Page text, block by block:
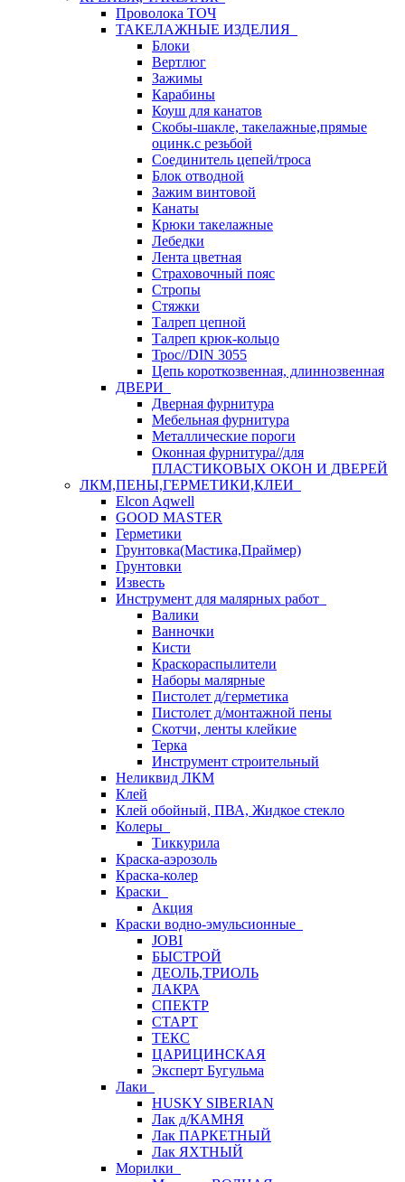
Проволока ТОЧ
ТАКЕЛАЖНЫЕ ИЗДЕЛИЯ
Блоки
Вертлюг
Зажимы
Карабины
Коуш для канатов
Скобы-шакле, такелажные,прямые
оцинк.с резьбой
Соединитель цепей/троса
Блок отводной
Зажим винтовой
Канаты
Крюки такелажные
Лебедки
Лента цветная
Страховочный пояс
Стропы
Стяжки
Талреп цепной
Талреп крюк-кольцо
Трос//DIN 3055
Цепь короткозвенная, длиннозвенная
ДВЕРИ
Дверная фурнитура
Мебельная фурнитура
Металлические пороги
Оконная фурнитура//для
ПЛАСТИКОВЫХ ОКОН И ДВЕРЕЙ
ЛКМ,ПЕНЫ,ГЕРМЕТИКИ,КЛЕИ
Elcon Aqwell
GOOD MASTER
Герметики
Грунтовка(Мастика,Праймер)
Грунтовки
Известь
Инструмент для малярных работ
Валики
Ванночки
Кисти
Краскораспылители
Наборы малярные
Пистолет д/герметика
Пистолет д/монтажной пены
Скотчи, ленты клейкие
Терка
Инструмент строительный
Неликвид ЛКМ
Клей
Клей обойный, ПВА, Жидкое стекло
Колеры
Тиккурила
Краска-аэрозоль
Краска-колер
Краски
Акция
Краски водно-эмульсионные
JOBI
БЫСТРОЙ
ДЕОЛЬ,ТРИОЛЬ
ЛАКРА
СПЕКТР
СТАРТ
ТЕКС
ЦАРИЦИНСКАЯ
Эксперт Бугульма
Лаки
HUSKY SIBERIAN
Лак д/КАМНЯ
Лак ПАРКЕТНЫЙ
Лак ЯХТНЫЙ
Морилки